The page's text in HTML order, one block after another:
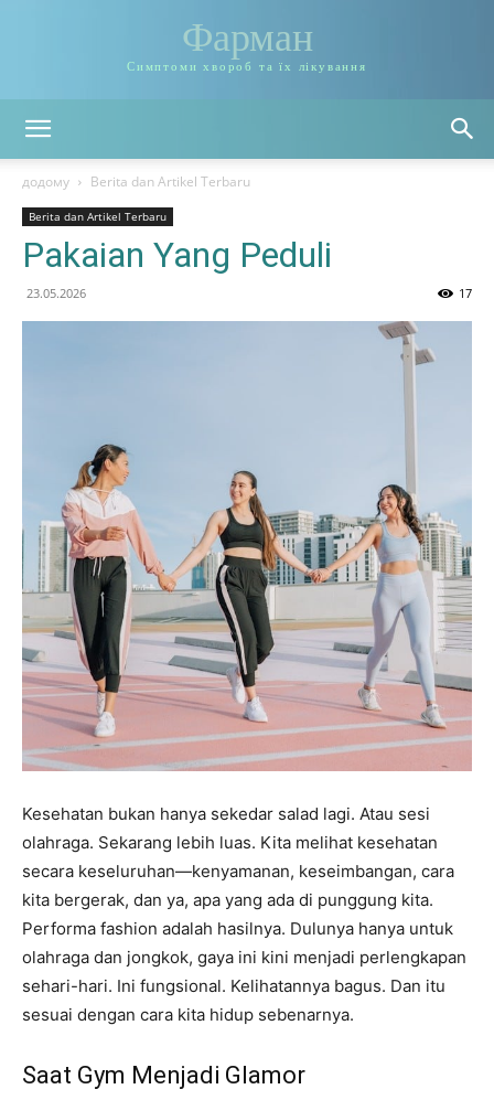
Фарман
Симптоми хвороб та їх лікування
додому Berita dan Artikel Terbaru
Berita dan Artikel Terbaru
Pakaian Yang Peduli
23.05.2026 17
Kesehatan bukan hanya sekedar salad lagi. Atau sesi
olahraga. Sekarang lebih luas. Kita melihat kesehatan
secara keseluruhan—kenyamanan, keseimbangan, cara
kita bergerak, dan ya, apa yang ada di punggung kita.
Performa fashion adalah hasilnya. Dulunya hanya untuk
olahraga dan jongkok, gaya ini kini menjadi perlengkapan
sehari-hari. Ini fungsional. Kelihatannya bagus. Dan itu
sesuai dengan cara kita hidup sebenarnya.
Saat Gym Menjadi Glamor